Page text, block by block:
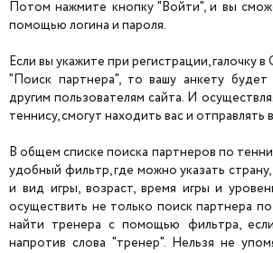
Потом нажмите кнопку "Войти", и вы
помощью логина и пароля.
Если вы укажите при регистрации, галочку
"Поиск партнера", то вашу анкету
другим пользователям сайта. И
теннису, смогут находить вас и отправлять
В общем списке поиска партнеров по
удобный фильтр, где можно указать
и вид игры, возраст, время игры и
осуществить не только поиск партнера
найти тренера с помощью фильтра, если
напротив слова "тренер". Нельзя не